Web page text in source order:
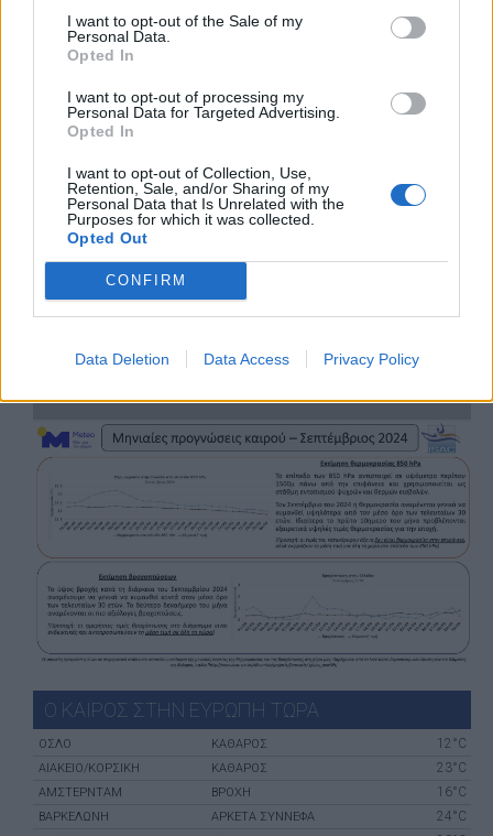
I want to opt-out of the Sale of my
Personal Data.
Opted In
I want to opt-out of processing my
Personal Data for Targeted Advertising.
Opted In
I want to opt-out of Collection, Use,
Retention, Sale, and/or Sharing of my
Personal Data that Is Unrelated with the
Purposes for which it was collected.
Opted Out
CONFIRM
Data Deletion Data Access Privacy Policy
ΑΝΑΤ. ΚΡΗΤΗ
ΑΝΑΤ. ΚΥΚΛΑΔΕΣ
ΔΩΔΕΚΑΝΗΣΑ
ΧΑΛΚΙΔΙΚΗ
για να δέιτε όλες τις περιοχές
ΜΗΝΙΑΙΑ ΠΡΟΓΝΩΣΗ 09/2024
ΜΗΝΙΑΙΑ ΠΡΟΓΝΩΣΗ 08/2024
ΜΗΝΙΑΙΑ ΠΡΟΓΝΩΣΗ 07/2024
Ο ΚΑΙΡΟΣ ΣΤΗΝ ΕΥΡΩΠΗ ΤΩΡΑ
ΌΣΛΟ ΚΑΘΑΡΟΣ 12°C
ΑΙΆΚΕΙΟ/ΚΟΡΣΙΚΉ ΚΑΘΑΡΟΣ 23°C
ΑΜΣΤΕΡΝΤΑΜ ΒΡΟΧΗ 16°C
ΒΑΡΚΕΛΏΝΗ ΑΡΚΕΤΑ ΣΥΝΝΕΦΑ 24°C